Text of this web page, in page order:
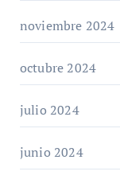
noviembre 2024
octubre 2024
julio 2024
junio 2024